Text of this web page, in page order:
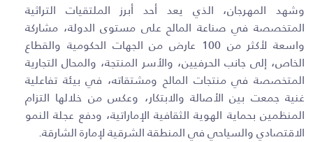
وشهد المهرجان، الذي يعد أحد أبرز الملتقيات التراثية
المتخصصة في صناعة المالح على مستوى الدولة، مشاركة
واسعة لأكثر من100 عارض من الجهات الحكومية والقطاع
الخاص، إلى جانب الحرفيين، والأسر المنتجة، والمحال التجارية
المتخصصة في منتجات المالح ومشتقاته، في بيئة تفاعلية
غنية جمعت بين الأصالة والابتكار، وعكس من خلالها التزام
المنظمين بحماية الهوية الثقافية الإماراتية، ودفع عجلة النمو
الاقتصادي والسياحي في المنطقة الشرقية لإمارة الشارقة.